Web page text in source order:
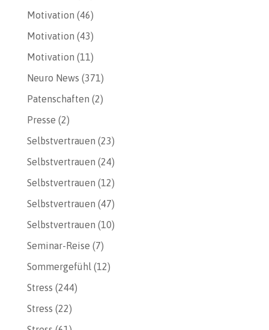
Motivation (46)
Motivation (43)
Motivation (11)
Neuro News (371)
Patenschaften (2)
Presse (2)
Selbstvertrauen (23)
Selbstvertrauen (24)
Selbstvertrauen (12)
Selbstvertrauen (47)
Selbstvertrauen (10)
Seminar-Reise (7)
Sommergefühl(12)
Stress (244)
Stress (22)